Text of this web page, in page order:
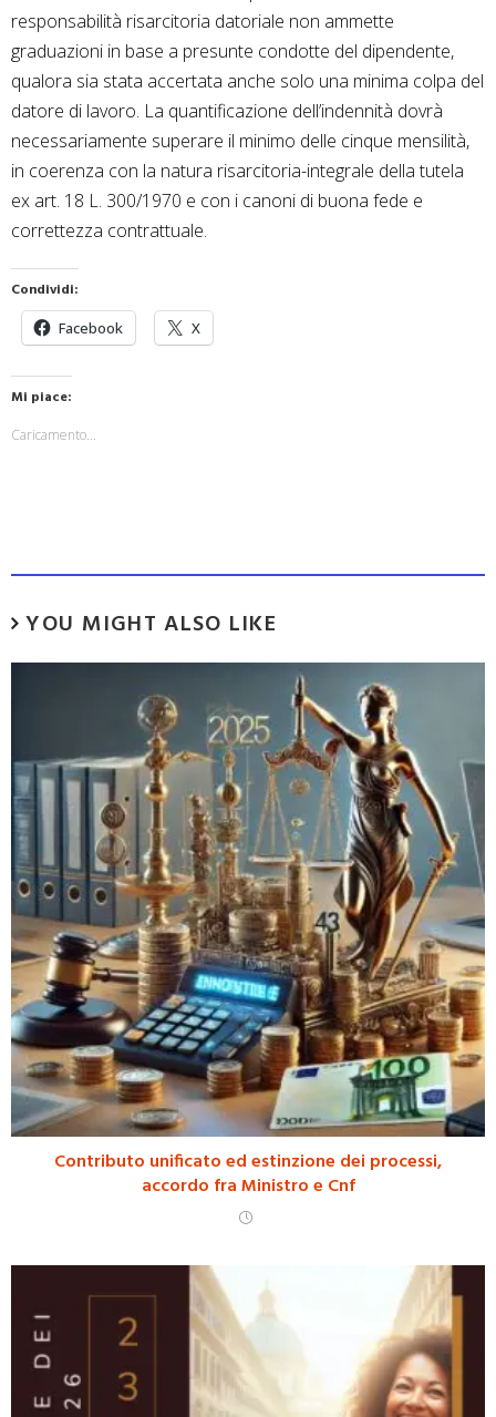
responsabilità risarcitoria datoriale non ammette
graduazioni in base a presunte condotte del dipendente,
qualora sia stata accertata anche solo una minima colpa del
datore di lavoro. La quantificazione dell’indennità dovrà
necessariamente superare il minimo delle cinque mensilità,
in coerenza con la natura risarcitoria-integrale della tutela
ex art. 18 L. 300/1970 e con i canoni di buona fede e
correttezza contrattuale.
Condividi:
Facebook X
Mi piace:
Caricamento...
YOU MIGHT ALSO LIKE
Contributo unificato ed estinzione dei processi,
accordo fra Ministro e Cnf